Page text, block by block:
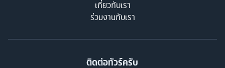
เกี่ยวกับเรา
ร่วมงานกับเรา
ติดต่อทัวร์ครับ